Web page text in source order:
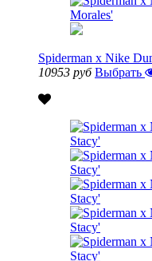
Spiderman x Nike
10953 руб Выбрать